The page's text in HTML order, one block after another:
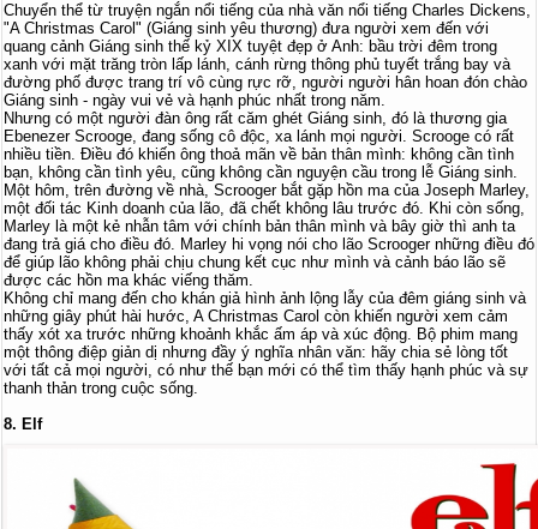
Chuyển thể từ truyện ngắn nổi tiếng của nhà văn nổi tiếng Charles Dickens,
"A Christmas Carol" (Giáng sinh yêu thương) đưa người xem đến với
quang cảnh Giáng sinh thế kỷ XIX tuyệt đẹp ở Anh: bầu trời đêm trong
xanh với mặt trăng tròn lấp lánh, cánh rừng thông phủ tuyết trắng bay và
đường phố được trang trí vô cùng rực rỡ, người người hân hoan đón chào
Giáng sinh - ngày vui vẻ và hạnh phúc nhất trong năm.
Nhưng có một người đàn ông rất căm ghét Giáng sinh, đó là thương gia
Ebenezer Scrooge, đang sống cô độc, xa lánh mọi người. Scrooge có rất
nhiều tiền. Điều đó khiến ông thoả mãn về bản thân mình: không cần tình
bạn, không cần tình yêu, cũng không cần nguyện cầu trong lễ Giáng sinh.
Một hôm, trên đường về nhà, Scrooger bắt gặp hồn ma của Joseph Marley,
một đối tác Kinh doanh của lão, đã chết không lâu trước đó. Khi còn sống,
Marley là một kẻ nhẫn tâm với chính bản thân mình và bây giờ thì anh ta
đang trả giá cho điều đó. Marley hi vọng nói cho lão Scrooger những điều đó
để giúp lão không phải chịu chung kết cục như mình và cảnh báo lão sẽ
được các hồn ma khác viếng thăm.
Không chỉ mang đến cho khán giả hình ảnh lộng lẫy của đêm giáng sinh và
những giây phút hài hước, A Christmas Carol còn khiến người xem cảm
thấy xót xa trước những khoảnh khắc ấm áp và xúc động. Bộ phim mang
một thông điệp giản dị nhưng đầy ý nghĩa nhân văn: hãy chia sẻ lòng tốt
với tất cả mọi người, có như thế bạn mới có thể tìm thấy hạnh phúc và sự
thanh thản trong cuộc sống.
8. Elf